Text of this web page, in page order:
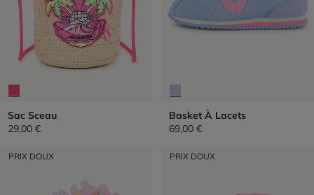
Sac Sceau
29,00 €
Basket À Lacets
69,00 €
PRIX DOUX PRIX DOUX